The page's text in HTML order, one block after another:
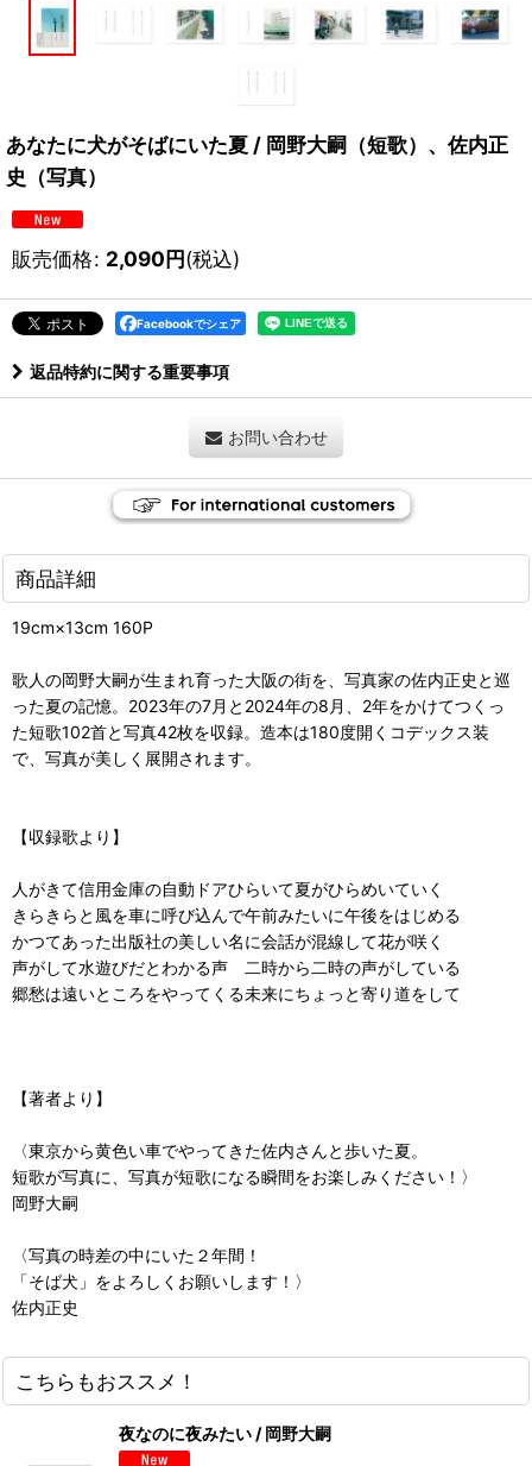
あなたに犬がそばにいた夏 / 岡野大嗣（短歌）、佐内正
史（写真）
販売価格: 2,090円(税込)
Facebookでシェア
返品特約に関する重要事項
お問い合わせ
商品詳細
19cm×13cm 160P
歌人の岡野大嗣が生まれ育った大阪の街を、写真家の佐内正史と巡
った夏の記憶。2023年の7月と2024年の8月、2年をかけてつくっ
た短歌102首と写真42枚を収録。造本は180度開くコデックス装
で、写真が美しく展開されます。
【収録歌より】
人がきて信用金庫の自動ドアひらいて夏がひらめいていく
きらきらと風を車に呼び込んで午前みたいに午後をはじめる
かつてあった出版社の美しい名に会話が混線して花が咲く
声がして水遊びだとわかる声 二時から二時の声がしている
郷愁は遠いところをやってくる未来にちょっと寄り道をして
【著者より】
〈東京から黄色い車でやってきた佐内さんと歩いた夏。
短歌が写真に、写真が短歌になる瞬間をお楽しみください！〉
岡野大嗣
〈写真の時差の中にいた２年間！
「そば犬」をよろしくお願いします！〉
佐内正史
こちらもおススメ！
夜なのに夜みたい / 岡野大嗣